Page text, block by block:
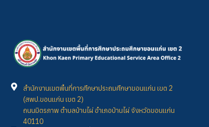
สำนักงานเขตพื้นที่การศึกษาประถมศึกษาขอนแก่น เขต 2
(สพป.ขอนแก่น เขต 2)
ถนนมิตรภาพ ตำบลบ้านไผ่ อำเภอบ้านไผ่ จังหวัดขอนแก่น
40110